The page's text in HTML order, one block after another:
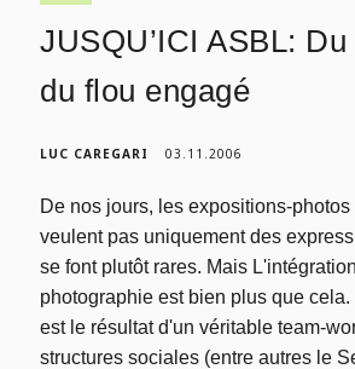
JUSQU’ICI ASBL:
du flou engagé
LUC CAREGARI 03.11.2006
De nos jours, les expositions-
veulent pas uniquement des
se font plutôt rares. Mais
photographie est bien plus que
est le résultat d'un véritable team-
structures sociales (entre autres le